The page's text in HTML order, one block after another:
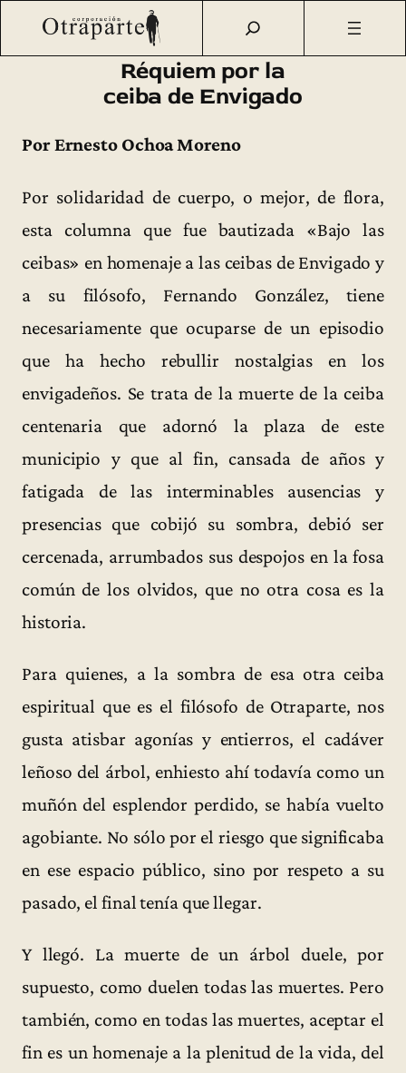
Saltar
Otraparte.org/Corporación Archivo de prensa
Réquiem
por la ceiba de Envigado
Réquiem por la
ceiba de Envigado
Por Ernesto Ochoa Moreno
Por solidaridad de cuerpo, o mejor, de flora,
esta columna que fue bautizada «Bajo las
ceibas» en homenaje a las ceibas de Envigado y
a su filósofo, Fernando González, tiene
necesariamente que ocuparse de un episodio
que ha hecho rebullir nostalgias en los
envigadeños. Se trata de la muerte de la ceiba
centenaria que adornó la plaza de este
municipio y que al fin, cansada de años y
fatigada de las interminables ausencias y
presencias que cobijó su sombra, debió ser
cercenada, arrumbados sus despojos en la fosa
común de los olvidos, que no otra cosa es la
historia.
Para quienes, a la sombra de esa otra ceiba
espiritual que es el filósofo de Otraparte, nos
gusta atisbar agonías y entierros, el cadáver
leñoso del árbol, enhiesto ahí todavía como un
muñón del esplendor perdido, se había vuelto
agobiante. No sólo por el riesgo que significaba
en ese espacio público, sino por respeto a su
pasado, el final tenía que llegar.
Y llegó. La muerte de un árbol duele, por
supuesto, como duelen todas las muertes. Pero
también, como en todas las muertes, aceptar el
fin es un homenaje a la plenitud de la vida, del